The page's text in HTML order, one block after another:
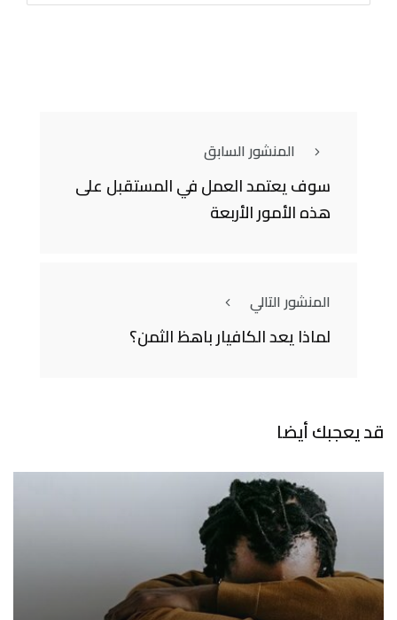
المنشور السابق
سوف يعتمد العمل في المستقبل على
هذه الأمور الأربعة
المنشور التالي
لماذا يعد الكافيار باهظ الثمن؟
قد يعجبك أيضا